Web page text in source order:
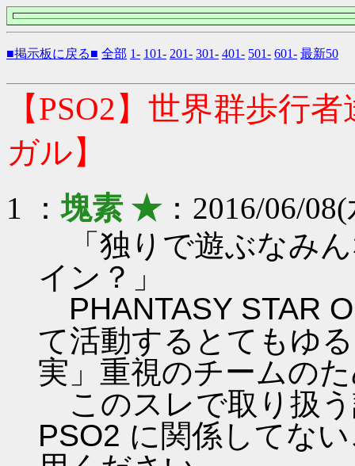
■掲示板に戻る■ 全部 1- 101- 201- 301- 401- 501- 601- 最新50
【PSO2】世界群歩行
ガル】
1 ：塊素 ★：2016/06/
「独りで遊ぶなみ
イン？」
PHANTASY STAR
て活動するとてもゆ
実」重視のチームの
このスレで取り扱
PSO2 に関係してな